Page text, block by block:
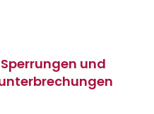
und